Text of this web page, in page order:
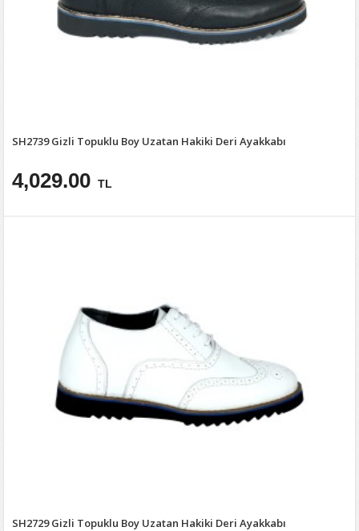
SH2739 Gizli Topuklu Boy Uzatan Hakiki Deri Ayakkabı
4,029.00 TL
SH2729 Gizli Topuklu Boy Uzatan Hakiki Deri Ayakkabı